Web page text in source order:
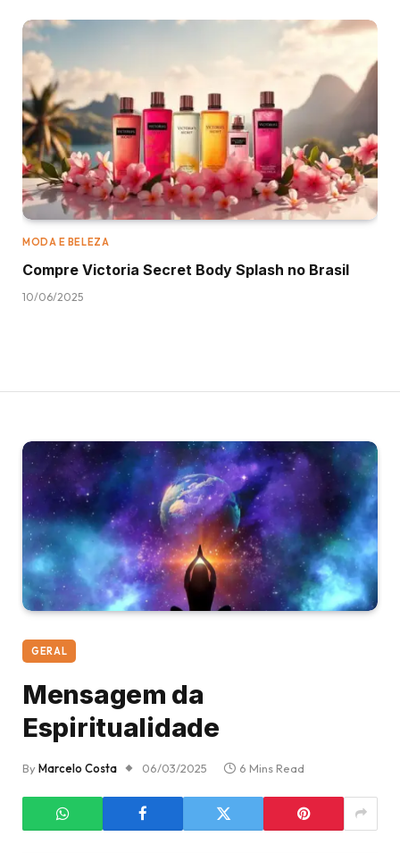
MODA E BELEZA
Compre Victoria Secret Body Splash no Brasil
10/06/2025
GERAL
Mensagem da
Espiritualidade
ByMarcelo Costa 06/03/2025 6 Mins Read